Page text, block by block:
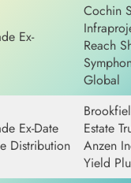
Ex-
Cochin
Reach
Global
Ex-Date
Distribution
Estate
Anzen
Yield